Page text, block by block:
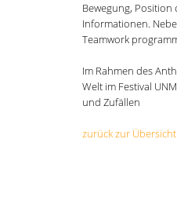
Bewegung,
Informationen.
Teamwork
Im Rahmen des
Welt im Festival
und Zufällen
zurück zur Übersicht